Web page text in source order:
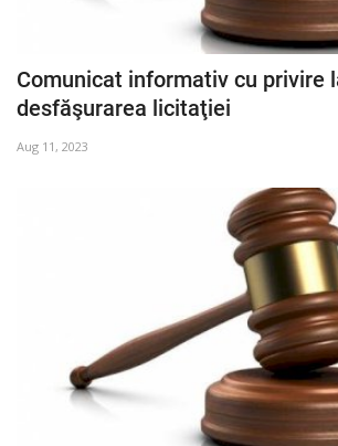
Comunicat informativ cu privire
desfăşurarea licitaţiei
Aug 11, 2023